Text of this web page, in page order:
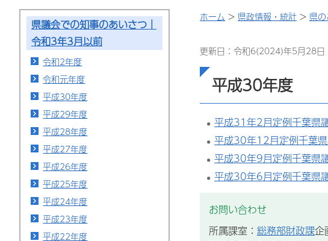
県議会での知事のあいさつ｜
令和3年3月以前
令和2年度
令和元年度
平成30年度
平成29年度
平成28年度
平成27年度
平成26年度
平成25年度
平成24年度
平成23年度
平成22年度
ホーム > 県政情報・統計 > 県
更新日：令和6(2024)年5月28日
平成30年度
平成31年2月定例千葉県
平成30年12月定例千葉
平成30年9月定例千葉県
平成30年6月定例千葉県
お問い合わせ
所属課室： 総務部財政課企